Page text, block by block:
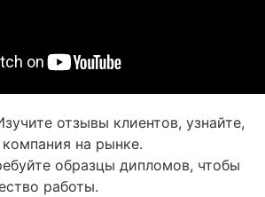
отзывы клиентов, узнайте,
на рынке.
образцы дипломов, чтобы
работы.